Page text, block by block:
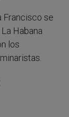
Francisco se
Habana
los